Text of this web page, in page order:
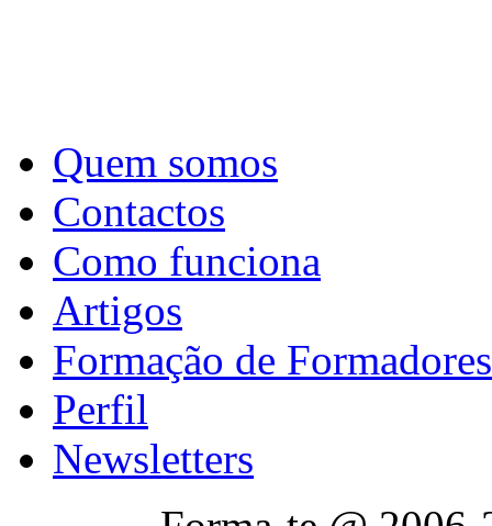
Quem somos
Contactos
Como funciona
Artigos
Formação de Formadores
Perfil
Newsletters